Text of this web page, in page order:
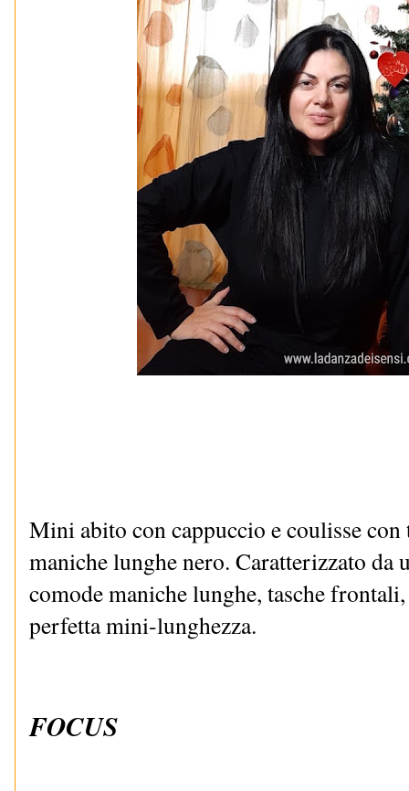
Mini abito con cappuccio e coulisse con
maniche lunghe nero. Caratterizzato da
comode maniche lunghe, tasche
perfetta mini-lunghezza.
FOCUS